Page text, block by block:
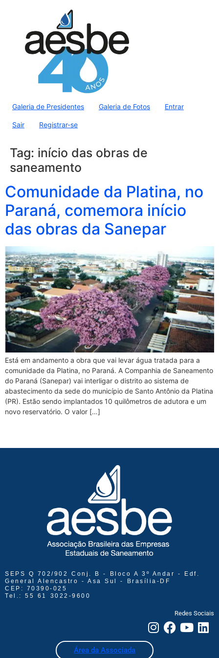
Galeria de Presidentes Galeria de Fotos Entrar
Sair Registrar-se
Tag: início das obras de
saneamento
Comunidade da Platina, no
Paraná, comemora início
das obras da Sanepar
Está em andamento a obra que vai levar água tratada para a
comunidade da Platina, no Paraná. A Companhia de Saneamento
do Paraná (Sanepar) vai interligar o distrito ao sistema de
abastecimento da sede do município de Santo Antônio da Platina
(PR). Estão sendo implantados 10 quilômetros de adutora e um
novo reservatório. O valor […]
SEPS Q 702/902 Conj. B - Bloco A 3º Andar - Edf.
General Alencastro - Asa Sul - Brasília-DF
CEP: 70390-025
Tel.: 55 61 3022-9600
Redes Sociais
Área da Associada